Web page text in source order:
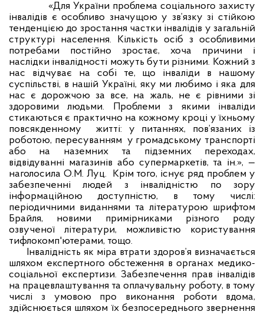
«Для України проблема соціального захисту
інвалідів є особливо значущою у зв’язку зі стійкою
тенденцією до зростання частки інвалідів у загальній
структурі населення. Кількість осіб з особливими
потребами постійно зростає, хоча причини і
наслідки інвалідності можуть бути різними. Кожний з
нас відчуває на собі те, що інваліди в нашому
суспільстві, в нашій Україні, яку ми любимо і яка для
нас є дорожчою за все, на жаль, не є рівними зі
здоровими людьми. Проблеми з якими інваліди
стикаються є практично на кожному кроці у їхньому
повсякденному
житті: у питаннях, пов’язаних із
роботою, пересуванням у громадському транспорті
або на наземних та підземних переходах,
відвідуванні магазинів або супермаркетів, та ін.», —
наголосила О.М. Луц.
Крім того, існує ряд проблем у
забезпеченні людей з інвалідністю по зору
інформаційною доступністю, в тому числі:
періодичними виданнями та літературою шрифтом
Брайля, новими примірниками різного роду
озвученої літератури, можливістю користування
тифлокомп'ютерами, тощо.
Інвалідність як міра втрати здоров’я визначається
шляхом експертного обстеження в органах медико-
соціальної експертизи. Забезпечення прав інвалідів
на працевлаштування та оплачувальну роботу, в тому
числі з умовою про виконання роботи вдома,
здійснюється шляхом їх безпосереднього звернення